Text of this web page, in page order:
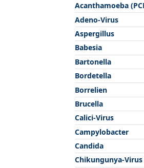
Acanthamoeba
Adeno-Virus
Aspergillus
Babesia
Bartonella
Bordetella
Borrelien
Brucella
Calici-Virus
Campylobacter
Candida
Chikungunya-Virus